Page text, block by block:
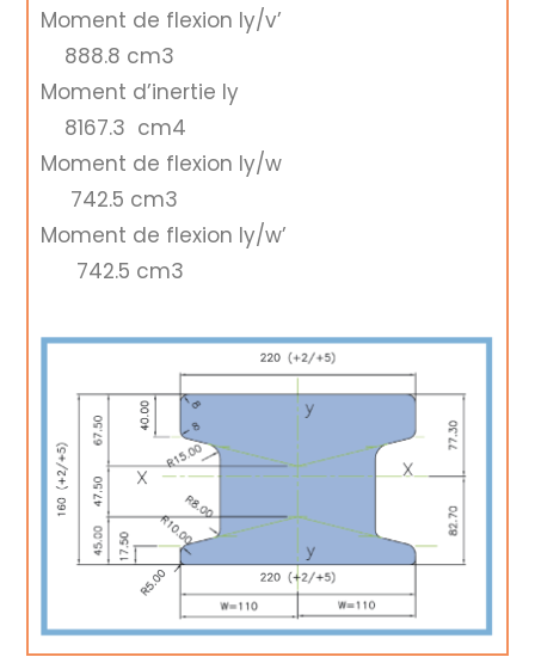
Moment de flexion Iy/v’
888.8 cm3
Moment d’inertie Iy
8167.3 cm4
Moment de flexion Iy/w
742.5 cm3
Moment de flexion Iy/w’
742.5 cm3